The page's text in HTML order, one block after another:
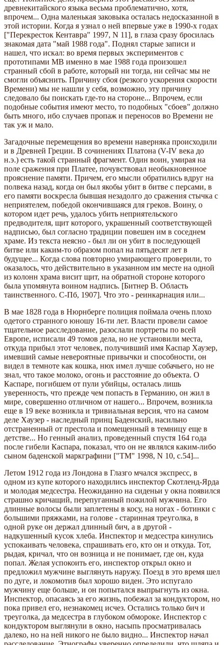
древнекитайского языка весьма проблематично, хотя,
впрочем... Одна маленькая заковыка осталась недосказанной в
этой истории. Когда я узнал о ней впервые уже в 1990-х годах
["Перекресток Кентавра" 1997, N 11], в глаза сразу бросилась
знакомая дата "май 1988 года". Поднял старые записи и
нашел, что искал: во время первых экспериментов с
прототипами МВ именно в мае 1988 года произошел
странный сбой в работе, который ни тогда, ни сейчас мы не
смогли объяснить. Причину сбоя (резкого ускорения скорости
Времени) мы не нашли у себя, возможно, эту причину
следовало бы поискать где-то на стороне... Впрочем, если
подобные события имеют место, то подобных "сбоев" должно
быть много, ибо случаев пропаж и переносов во Времени не
так уж и мало.
Загадочные перемещения во времени наверняка происходили
и в Древней Греции. В сочинениях Платона (V-IV века до
н.э.) есть такой странный фрагмент. Один воин, умирая на
поле сражения при Платее, почувствовал необыкновенное
прояснение памяти. Причем, его мысли обратились вдруг на
полвека назад, когда он был якобы убит в битве с персами, в
его памяти воскресла бывшая незадолго до сражения стычка с
неприятелем, победой окончившаяся для греков. Воину, о
котором идет речь, удалось убить неприятельского
предводителя, щит которого, украшенный соответствующей
надписью, был согласно традиции повешен им в соседнем
храме. Из текста неясно - был ли он убит в последующей
битве или каким-то образом попал на пятьдесят лет в
будущее... Когда слова повторно умирающего проверили, то
оказалось, что действительно в указанном им месте на одной
из колонн храма висит щит, на обратной стороне которого
была упомянута воином надпись. [Битнер В. Область
таинственного. С-Пб, 1907]. Что это - реинкарнация или...
В мае 1828 года в Нюрнберге полиция поймала очень плохо
одетого странного юношу 16-ти лет. Власти провели самое
тщательное расследование, разослали портреты по всей
Европе, исписали 49 томов дела, но не установили места,
откуда прибыл этот человек, получивший имя Каспар Хаузер,
имевший самые невероятные привычки и способности, он
видел в темноте как кошка, нюх имел лучше собачьего, но не
знал, что такое молоко, огонь и расстояние до объекта. О
Каспаре, погибшем от пули убийцы, осталась лишь
уверенность, что прежде чем попасть в Германию, он жил в
мире, совершенно отличном от нашего... Впрочем, возникла
еще в 19 веке возникла и тривиальная версия, что на самом
деле Хаузер - наследный принц Баденский, насильно
отстраненный от престола и помещенный в темницу еще в
детстве... Но генный анализ, проведенный спустя 164 года
после гибели Каспара, показал, что он не являлся каким-либо
сыном баденской маркграфини ["ТМ" 1998, N 10, с.54]...
Летом 1912 года из Лондона в Глазго мчался экспресс, в
одном из купе которого находились инспектор Скотленд-Ярда
и молодая медсестра. Неожиданно на сиденьи у окна появился
страшно кричащий, перепуганный пожилой мужчина. Его
длинные волосы были заплетены в косу, на ногах - ботинки с
большими пряжками, на голове - старинная треуголка, в
одной руке он держал длинный бич, а в другой -
надкушенный кусок хлеба. Инспектор и медсестра кинулись
успокаивать человека, спрашивать его, кто он и откуда. Тот,
рыдая, кричал, что он возница и не понимает, где он, куда
попал. Желая успокоить его, инспектор открыл окно и
предложил мужчине выглянуть наружу. Поезд в это время шел
по дуге, и локомотив был хорошо виден. Это испугало
мужчину еще больше, и он попытался выпрыгнуть из окна.
Инспектор, опасаясь за его жизнь, побежал за кондуктором, но
пока привел его, незнакомец исчез. Остались только бич и
треуголка, да медсестра в глубоком обмороке. Инспектор с
кондуктором выглянули в окно, насыпь просматривалась
далеко, но на ней никого не было видно... Инспектор начал